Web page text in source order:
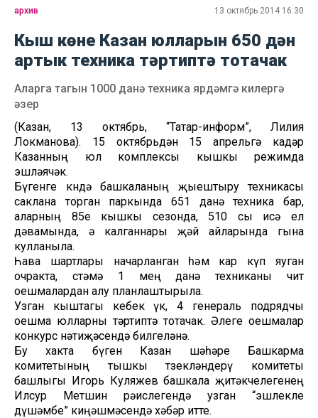
архив 13 октябрь 2014 16:30
Кыш көне Казан юлларын 650 дән
артык техника тәртиптә тотачак
Аларга тагын 1000 данә техника ярдәмгә килергә
әзер
(Казан, 13 октябрь, “Татар-информ”, Лилия
Локманова). 15 октябрьдән 15 апрельгә кадәр
Казанның юл комплексы кышкы режимда
эшләячәк.
Бүгенге көндә башкаланың җыештыру техникасы
саклана торган паркында 651 данә техника бар,
аларның 85е кышкы сезонда, 510 сы исә ел
дәвамында, ә калганнары җәй айларында гына
кулланыла.
Һава шартлары начарланган һәм кар күп яуган
очракта, өстәмә 1 мең данә техниканы чит
оешмалардан алу планлаштырыла.
Узган кыштагы кебек үк, 4 генераль подрядчы
оешма юлларны тәртиптә тотачак. Әлеге оешмалар
конкурс нәтиҗәсендә билгеләнә.
Бу хакта бүген Казан шәһәре Башкарма
комитетының тышкы төзекләндерү комитеты
башлыгы Игорь Куляжев башкала җитәкчелегенең
Илсур Метшин рәислегендә узган “эшлекле
дүшәмбе” киңәшмәсендә хәбәр итте.